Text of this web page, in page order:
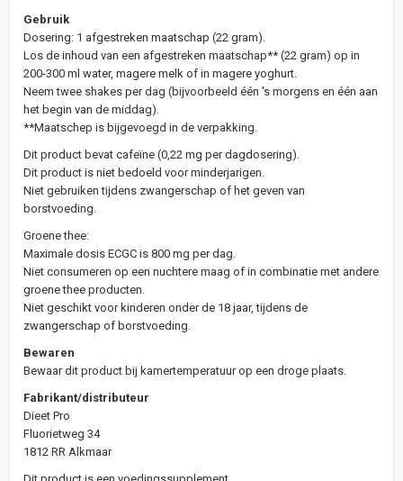
Gebruik
Dosering: 1 afgestreken maatschap (22 gram).
Los de inhoud van een afgestreken maatschap** (22 gram) op in
200-300 ml water, magere melk of in magere yoghurt.
Neem twee shakes per dag (bijvoorbeeld één 's morgens en één aan
het begin van de middag).
**Maatschep is bijgevoegd in de verpakking.
Dit product bevat cafeïne (0,22 mg per dagdosering).
Dit product is niet bedoeld voor minderjarigen.
Niet gebruiken tijdens zwangerschap of het geven van
borstvoeding.
Groene thee:
Maximale dosis ECGC is 800 mg per dag.
Niet consumeren op een nuchtere maag of in combinatie met andere
groene thee producten.
Niet geschikt voor kinderen onder de 18 jaar, tijdens de
zwangerschap of borstvoeding.
Bewaren
Bewaar dit product bij kamertemperatuur op een droge plaats.
Fabrikant/distributeur
Dieet Pro
Fluorietweg 34
1812 RR Alkmaar